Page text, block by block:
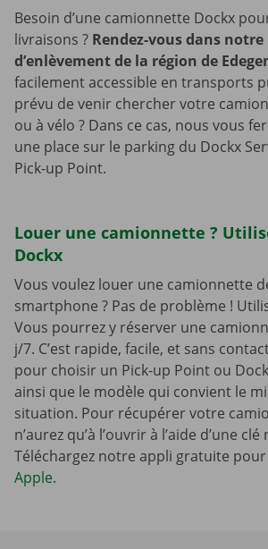
Besoin d’une camionnette Dockx
livraisons ? Rendez-vous dans
d’enlèvement de la région de
facilement accessible en transports
prévu de venir chercher votre
ou à vélo ? Dans ce cas, nous vous
une place sur le parking du Dockx
Pick-up Point.
Louer une camionnette ?
Dockx
Vous voulez louer une camionnette
smartphone ? Pas de problème !
Vous pourrez y réserver une
j/7. C’est rapide, facile, et sans
pour choisir un Pick-up Point ou
ainsi que le modèle qui convient le
situation. Pour récupérer votre
n’aurez qu’à l’ouvrir à l’aide d’une
Téléchargez notre appli gratuite pour
Apple.